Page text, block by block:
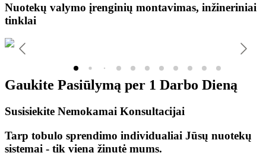
Nuotekų valymo įrenginių montavimas, inžineriniai
tinklai
Gaukite Pasiūlymą per 1 Darbo Dieną
Susisiekite Nemokamai Konsultacijai
Tarp tobulo sprendimo individualiai Jūsų nuotekų
sistemai - tik viena žinutė mums.